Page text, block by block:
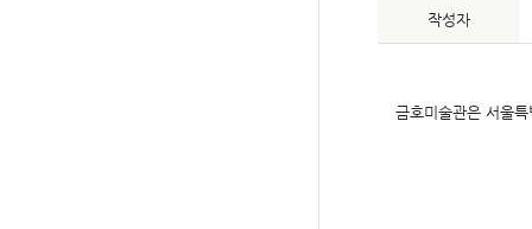
작성자
금호미술관은 서울